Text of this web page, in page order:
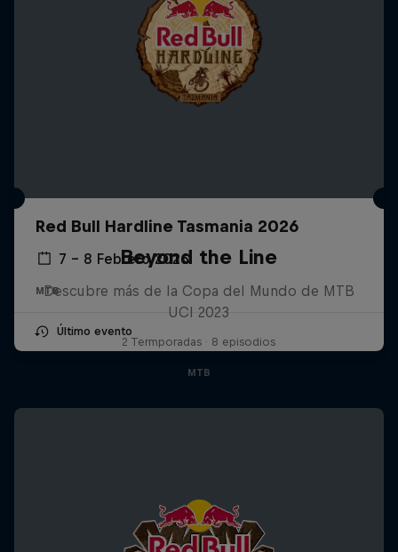
Red Bull Hardline Tasmania 2026
7 – 8 Febrero 2026
MTB
Último evento
Beyond the Line
Descubre más de la Copa del Mundo de MTB
UCI 2023
2 Termporadas · 8 episodios
MTB